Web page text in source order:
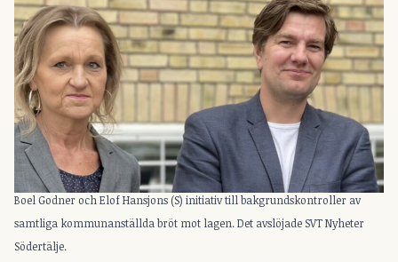
Boel Godner och Elof Hansjons (S) initiativ till bakgrundskontroller av
samtliga kommunanställda bröt mot lagen. Det avslöjade SVT Nyheter
Södertälje.